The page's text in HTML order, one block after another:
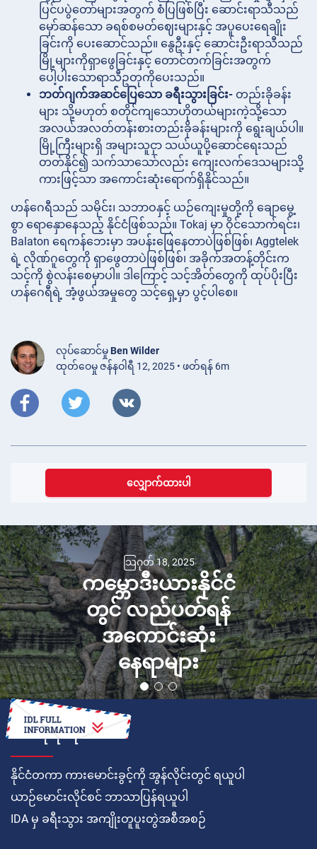
ပြင်ပပွဲတော်များအတွက် စံပြဖြစ်ပြီး ဆောင်းရာသီသည်
မှော်ဆန်သော ခရစ်စမတ်ဈေးများနှင့် အပူပေးရေချိုး
ခြင်းကို ပေးဆောင်သည်။ နွေဦးနှင့် ဆောင်းဦးရာသီသည်
မြို့များကိုရှာဖွေခြင်းနှင့် တောင်တက်ခြင်းအတွက်
ပေါ့ပါးသောရာသီဥတုကိုပေးသည်။
ဘတ်ဂျက်အဆင်ပြေသော ခရီးသွားခြင်း- တည်းခိုခန်း
များ သို့မဟုတ် စတိုင်ကျသောဟိုတယ်များကဲ့သို့သော
အလယ်အလတ်တန်းစားတည်းခိုခန်းများကို ရွေးချယ်ပါ။
မြို့ကြီးများရှိ အများသူငှာ သယ်ယူပို့ဆောင်ရေးသည်
တတ်နိုင်၍ သက်သာသော်လည်း ကျေးလက်ဒေသများသို့
ကားဖြင့်သာ အကောင်းဆုံးရောက်ရှိနိုင်သည်။
ဟန်ဂေရီသည် သမိုင်း၊ သဘာဝနှင့် ယဉ်ကျေးမှုတို့ကို ချောမွေ့
စွာ ရောနှောနေသည့် နိုင်ငံဖြစ်သည်။ Tokaj မှာ ဝိုင်သောက်ရင်း၊
Balaton ရေကန်ဘေးမှာ အပန်းဖြေနေတာပဲဖြစ်ဖြစ်၊ Aggtelek
ရဲ့ လိုဏ်ဂူတွေကို ရှာဖွေတာပဲဖြစ်ဖြစ်၊ အခိုက်အတန့်တိုင်းက
သင့်ကို စွဲလန်းစေမှာပါ။ ဒါကြောင့် သင့်အိတ်တွေကို ထုပ်ပိုးပြီး
ဟန်ဂေရီရဲ့ အံ့ဖွယ်အမှုတွေ သင့်ရှေ့မှာ ပွင့်ပါစေ။
လုပ်ဆောင်မှု Ben Wilder
ထုတ်ဝေမှု ဇန်နဝါရီ 12, 2025 • ဖတ်ရန် 6m
လျှောက်ထားပါ
အောက်တိုဘာ 15, 2020
Lamborghini
Sian: ဆန်တ်အာဂါ
တာ ဘိုလိုနျေဇေမှ
ပထမဆုံး Hybrid
Supercar
ဘယ်လိုလုပ်ရမလဲ
နိုင်ငံတကာ ကားမောင်းခွင့်ကို အွန်လိုင်းတွင် ရယူပါ
ယာဉ်မောင်းလိုင်စင် ဘာသာပြန်ရယူပါ
IDA မှ ခရီးသွား အကျိုးတူပူးတွဲအစီအစဉ်